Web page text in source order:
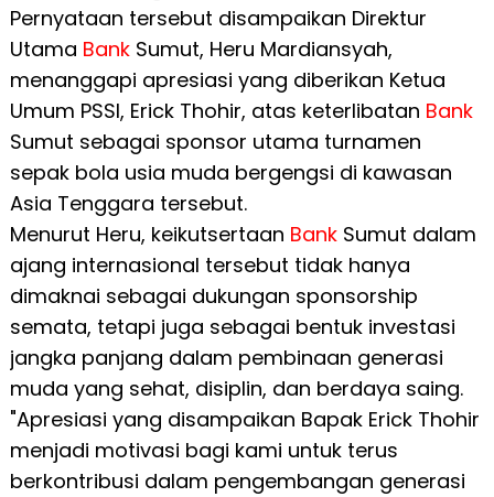
Pernyataan tersebut disampaikan Direktur
Utama BankSumut, Heru Mardiansyah,
menanggapi apresiasi yang diberikan Ketua
Umum PSSI, Erick Thohir, atas keterlibatan Bank
Sumut sebagai sponsor utama turnamen
sepak bola usia muda bergengsi di kawasan
Asia Tenggara tersebut.
Menurut Heru, keikutsertaan BankSumut dalam
ajang internasional tersebut tidak hanya
dimaknai sebagai dukungan sponsorship
semata, tetapi juga sebagai bentuk investasi
jangka panjang dalam pembinaan generasi
muda yang sehat, disiplin, dan berdaya saing.
"Apresiasi yang disampaikan Bapak Erick Thohir
menjadi motivasi bagi kami untuk terus
berkontribusi dalam pengembangan generasi